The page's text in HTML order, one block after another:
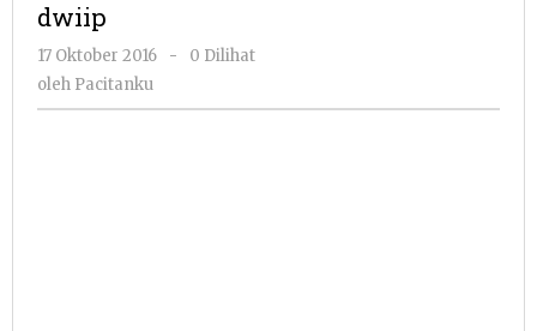
dwiip
17 Oktober 2016
oleh
-
0 Dilihat
oleh Pacitanku